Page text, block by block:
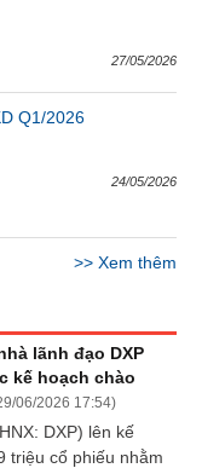
27/05/2026
Q1/2026
24/05/2026
>> Xem thêm
lãnh đạo DXP
kế hoạch chào
06/2026 17:54)
DXP) lên kế
triệu cổ phiếu nhằm